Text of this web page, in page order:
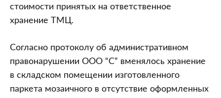
стоимости принятых на ответственное
хранение ТМЦ.
Согласно протоколу об административном
правонарушении ООО “С” вменялось хранение
в складском помещении изготовленного
паркета мозаичного в отсутствие оформленных